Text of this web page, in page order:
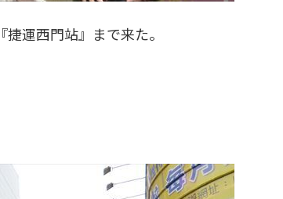
運西門站』まで来た。